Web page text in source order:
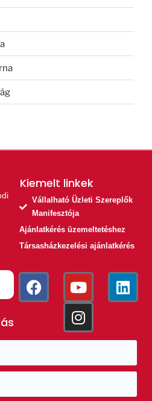
Kiemelt linkek​
Vállalható Üzleti Szereplők
Manifesztója
Ajánlatkérés üzemeltetéshez
Társasházkezelési ajánlatkérés